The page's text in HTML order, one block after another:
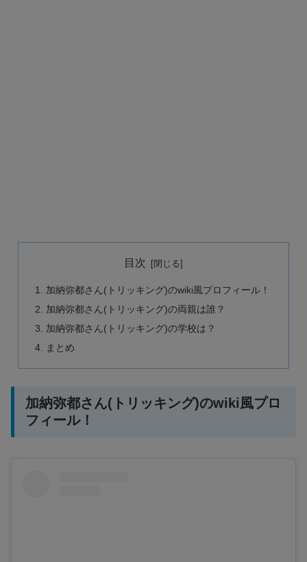
目次
加納弥都さん(トリッキング)のwiki風プロフィール！
加納弥都さん(トリッキング)の両親は誰？
加納弥都さん(トリッキング)の学校は？
まとめ
加納弥都さん(トリッキング)のwiki風プロ
フィール！